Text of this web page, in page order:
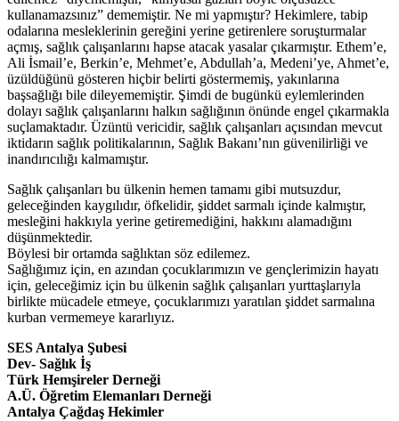
kullanamazsınız” dememiştir. Ne mi yapmıştır? Hekimlere, tabip
odalarına mesleklerinin gereğini yerine getirenlere soruşturmalar
açmış, sağlık çalışanlarını hapse atacak yasalar çıkarmıştır. Ethem’e,
Ali İsmail’e, Berkin’e, Mehmet’e, Abdullah’a, Medeni’ye, Ahmet’e,
üzüldüğünü gösteren hiçbir belirti göstermemiş, yakınlarına
başsağlığı bile dileyememiştir. Şimdi de bugünkü eylemlerinden
dolayı sağlık çalışanlarını halkın sağlığının önünde engel çıkarmakla
suçlamaktadır. Üzüntü vericidir, sağlık çalışanları açısından mevcut
iktidarın sağlık politikalarının, Sağlık Bakanı’nın güvenilirliği ve
inandırıcılığı kalmamıştır.
Sağlık çalışanları bu ülkenin hemen tamamı gibi mutsuzdur,
geleceğinden kaygılıdır, öfkelidir, şiddet sarmalı içinde kalmıştır,
mesleğini hakkıyla yerine getiremediğini, hakkını alamadığını
düşünmektedir.
Böylesi bir ortamda sağlıktan söz edilemez.
Sağlığımız için, en azından çocuklarımızın ve gençlerimizin hayatı
için, geleceğimiz için bu ülkenin sağlık çalışanları yurttaşlarıyla
birlikte mücadele etmeye, çocuklarımızı yaratılan şiddet sarmalına
kurban vermemeye kararlıyız.
SES Antalya Şubesi
Dev- Sağlık İş
Türk Hemşireler Derneği
A.Ü. Öğretim Elemanları Derneği
Antalya Çağdaş Hekimler